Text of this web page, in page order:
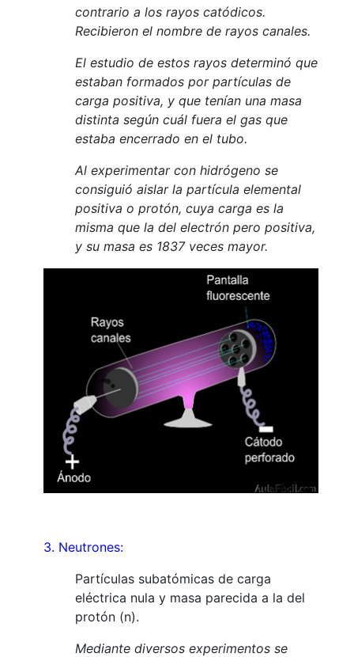
contrario a los rayos catódicos.
Recibieron el nombre de rayos canales.
El estudio de estos rayos determinó que
estaban formados por partículas de
carga positiva, y que tenían una masa
distinta según cuál fuera el gas que
estaba encerrado en el tubo.
Al experimentar con hidrógeno se
consiguió aislar la partícula elemental
positiva o protón, cuya carga es la
misma que la del electrón pero positiva,
y su masa es 1837 veces mayor.
3. Neutrones:
Partículas subatómicas de carga
eléctrica nula y masa parecida a la del
protón (n).
Mediante diversos experimentos se